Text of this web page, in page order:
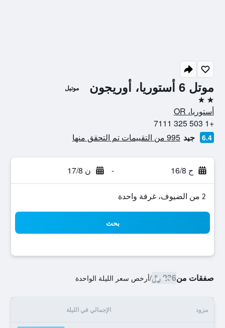
موتل 6 أستوريا، أوريجون موتيل
2 نجمتين
أستوريا، OR
+1 503 325 7111
6.4 جيد 995 من التقييمات تم التحقق منها
ح 16/8 - ن 17/8
2 من الضيوف، غرفة واحدة
بحث
صفقات من236 ﷼ /أرخص سعر الليلة الواحدة
مزود الإجمالي في الليلة